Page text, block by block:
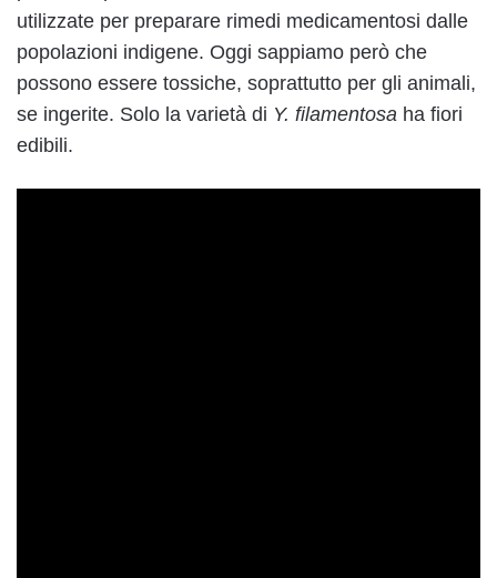
utilizzate per preparare rimedi medicamentosi dalle
popolazioni indigene. Oggi sappiamo però che
possono essere tossiche, soprattutto per gli animali,
se ingerite. Solo la varietà di Y. filamentosa ha fiori
edibili.